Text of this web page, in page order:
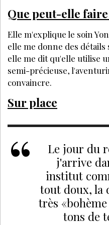
Que peut-elle
Elle m'explique le soin
elle me donne des
elle me dit qu'elle utilise
semi-précieuse,
convaincre.
Sur place
Le jour du
j'arrive
institut
tout doux, la
très
tons de